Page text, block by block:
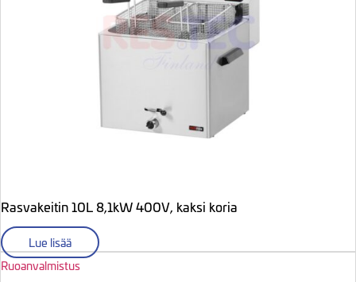
Rasvakeitin 10L 8,1kW 400V, kaksi koria
Lue lisää
Ruoanvalmistus